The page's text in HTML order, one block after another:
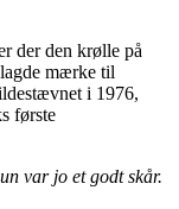
der den krølle på
mærke til
i 1976,
første
un var jo et godt skår.